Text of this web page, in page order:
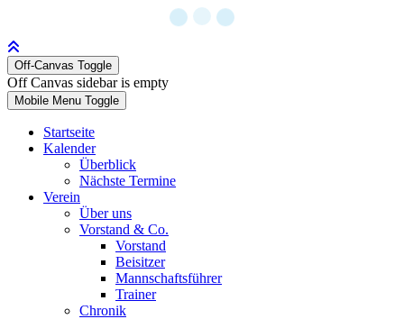
Off-Canvas Toggle
Off Canvas sidebar is empty
Mobile Menu Toggle
Startseite
Kalender
Überblick
Nächste Termine
Verein
Über uns
Vorstand & Co.
Vorstand
Beisitzer
Mannschaftsführer
Trainer
Chronik